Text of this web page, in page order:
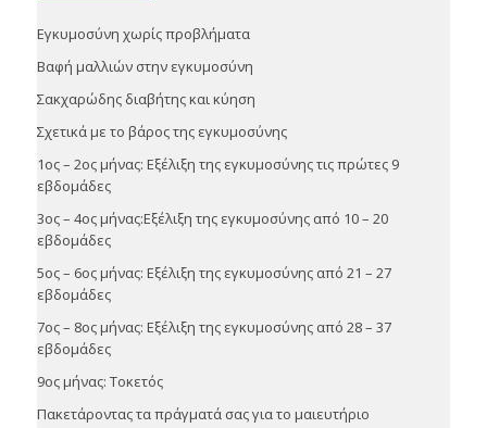
Εγκυμοσύνη χωρίς προβλήματα
Βαφή μαλλιών στην εγκυμοσύνη
Σακχαρώδης διαβήτης και κύηση
Σχετικά με το βάρος της εγκυμοσύνης
1ος – 2ος μήνας: Εξέλιξη της εγκυμοσύνης τις πρώτες 9
εβδομάδες
3ος – 4ος μήνας:Εξέλιξη της εγκυμοσύνης από 10 – 20
εβδομάδες
5ος – 6ος μήνας: Εξέλιξη της εγκυμοσύνης από 21 – 27
εβδομάδες
7ος – 8ος μήνας: Εξέλιξη της εγκυμοσύνης από 28 – 37
εβδομάδες
9ος μήνας: Τοκετός
Πακετάροντας τα πράγματά σας για το μαιευτήριο